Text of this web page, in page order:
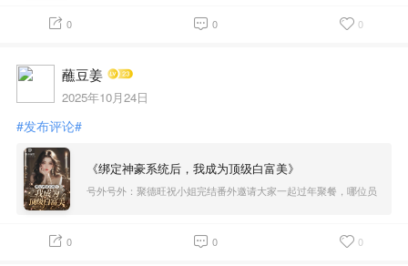
0 0 0
蘸豆姜
2025年10月24日
#发布评论#
《绑定神豪系统后，我成为顶级白富美》
号外号外：聚德旺祝小姐完结番外邀请大家一起过年聚餐，哪位员
0
0 0